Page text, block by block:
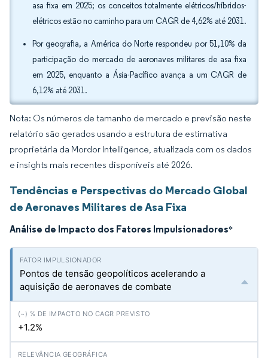
asa fixa em 2025; os conceitos totalmente elétricos/híbridos-
elétricos estão no caminho para um CAGR de 4,62% até 2031.
Por geografia, a América do Norte respondeu por 51,10% da
participação do mercado de aeronaves militares de asa fixa
em 2025, enquanto a Ásia-Pacífico avança a um CAGR de
6,12% até 2031.
Nota: Os números de tamanho de mercado e previsão neste
relatório são gerados usando a estrutura de estimativa
proprietária da Mordor Intelligence, atualizada com os dados
e insights mais recentes disponíveis até 2026.
Tendências e Perspectivas do Mercado Global
de Aeronaves Militares de Asa Fixa
Análise de Impacto dos Fatores Impulsionadores*
Pontos de tensão geopolíticos acelerando a
aquisição de aeronaves de combate
+1.2%